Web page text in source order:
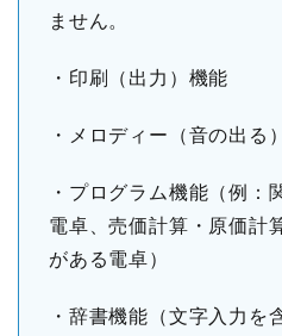
ません。
・印刷（出力）機能
・メロディー（音の出る
・プログラム機能（例：
電卓、売価計算・原価計
がある電卓）
・辞書機能（文字入力を